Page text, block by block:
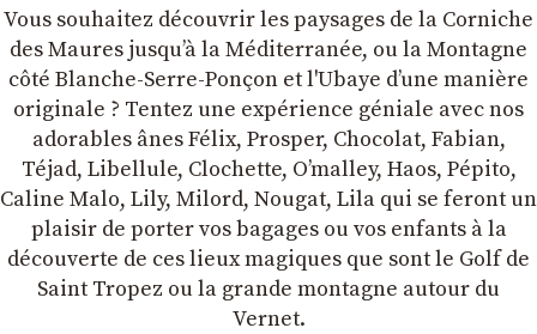
Vous souhaitez découvrir les paysages de la Corniche
des Maures jusqu’à la Méditerranée, ou la Montagne
côté Blanche-Serre-Ponçon et l'Ubaye dʼune manière
originale ? Tentez une expérience géniale avec nos
adorables ânes Félix, Prosper, Chocolat, Fabian,
Téjad, Libellule, Clochette, Oʼmalley, Haos, Pépito,
Caline Malo, Lily, Milord, Nougat, Lila qui se feront un
plaisir de porter vos bagages ou vos enfants à la
découverte de ces lieux magiques que sont le Golf de
Saint Tropez ou la grande montagne autour du
Vernet.